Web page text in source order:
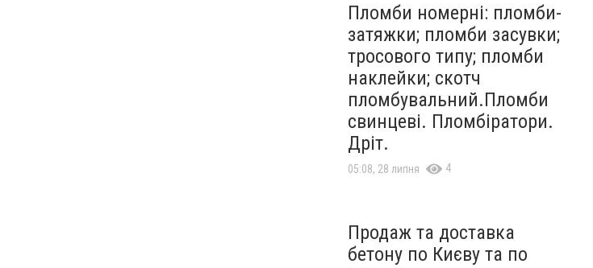
Пломби номерні: пломби-
затяжки; пломби засувки;
тросового типу; пломби
наклейки; скотч
пломбувальний.Пломби
свинцеві. Пломбіратори.
Дріт.
05:08, 28 липня 4
Продаж та доставка
бетону по Києву та по